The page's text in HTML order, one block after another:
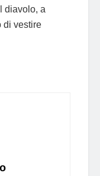
diavolo, a
di vestire